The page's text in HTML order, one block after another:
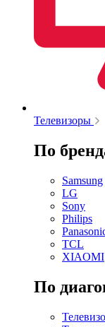
Телевизоры
По
Samsung
LG
Sony
Philips
TCL
XIAOMI
По